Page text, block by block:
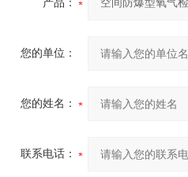
产品：
您的单位：
您的姓名：
联系电话：